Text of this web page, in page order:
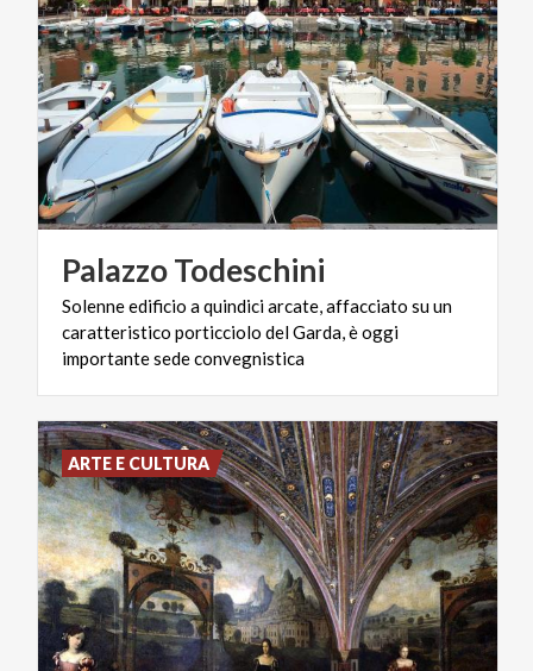
PalazzoTodeschini
Solenne edificio a quindici arcate, affacciato su un
caratteristico porticciolo del Garda, è oggi
importante sede convegnistica
ARTE E CULTURA